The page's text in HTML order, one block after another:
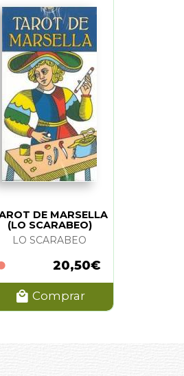
DE MARSELLA
(LO SCARABEO)
LO SCARABEO
20,50€
Comprar